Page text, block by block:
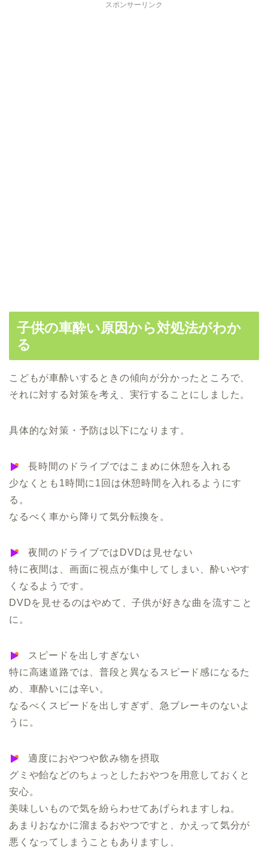
スポンサーリンク
子供の車酔い原因から対処法がわか
る
こどもが車酔いするときの傾向が分かったところで、
それに対する対策を考え、実行することにしました。
具体的な対策・予防は以下になります。
長時間のドライブではこまめに休憩を入れる
少なくとも1時間に1回は休憩時間を入れるようにす
る。
なるべく車から降りて気分転換を。
夜間のドライブではDVDは見せない
特に夜間は、画面に視点が集中してしまい、酔いやす
くなるようです。
DVDを見せるのはやめて、子供が好きな曲を流すこと
に。
スピードを出しすぎない
特に高速道路では、普段と異なるスピード感になるた
め、車酔いには辛い。
なるべくスピードを出しすぎず、急ブレーキのないよ
うに。
適度におやつや飲み物を摂取
グミや飴などのちょっとしたおやつを用意しておくと
安心。
美味しいもので気を紛らわせてあげられますしね。
あまりおなかに溜まるおやつですと、かえって気分が
悪くなってしまうこともありますし、